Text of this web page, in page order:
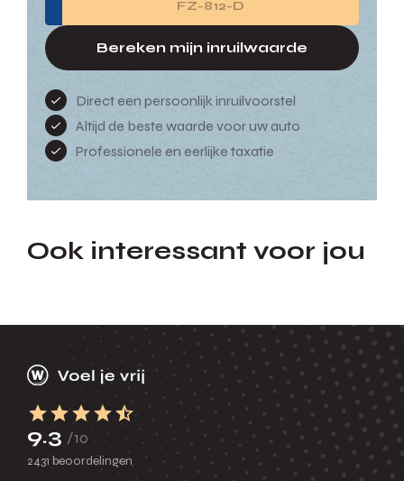
Bereken mijn inruilwaarde
Direct een persoonlijk inruilvoorstel
Altijd de beste waarde voor uw auto
Professionele en eerlijke taxatie
Ook interessant voor jou
9.3 /10
2431 beoordelingen